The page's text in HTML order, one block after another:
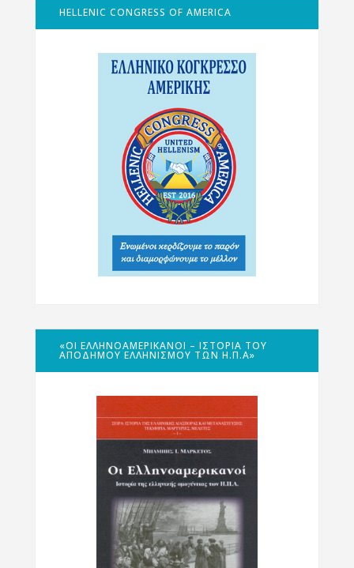
HELLENIC CONGRESS OF AMERICA
«ΟΙ ΕΛΛΗΝΟΑΜΕΡΙΚΑΝΟΊ – ΙΣΤΟΡΊΑ ΤΟΥ
ΑΠΌΔΗΜΟΥ ΕΛΛΗΝΙΣΜΟΎ ΤΩΝ Η.Π.Α»